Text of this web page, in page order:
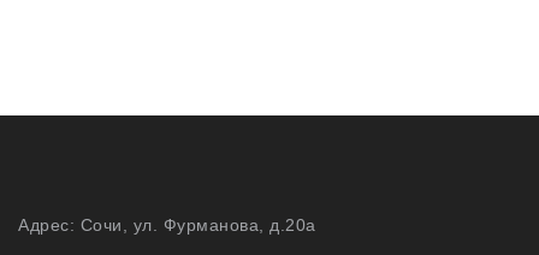
Адрес: Сочи, ул. Фурманова, д.20а